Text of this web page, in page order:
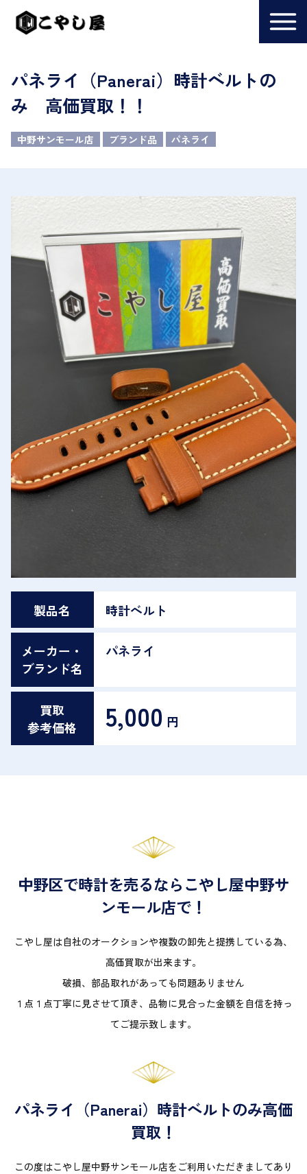
パネライ（Panerai）時計ベルトの
み 高価買取！！
中野サンモール店 ブランド品 パネライ
製品名 時計ベルト
メーカー・
ブランド名
パネライ
買取
参考価格
5,000 円
中野区で時計を売るならこやし屋中野サ
ンモール店で！
こやし屋は自社のオークションや複数の卸先と提携している為、
高価買取が出来ます。
破損、部品取れがあっても問題ありません
１点１点丁寧に見させて頂き、品物に見合った金額を自信を持っ
てご提示致します。
パネライ（Panerai）時計ベルトのみ高価
買取！
この度はこやし屋中野サンモール店をご利用いただきましてあり